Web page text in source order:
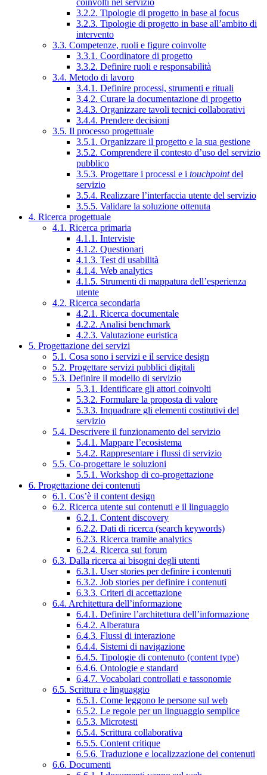
coinvolti nel servizio
3.2.2. Tipologie di progetto in base al focus
3.2.3. Tipologie di progetto in base all’ambito di
intervento
3.3. Competenze, ruoli e figure coinvolte
3.3.1. Coordinatore di progetto
3.3.2. Definire ruoli e responsabilità
3.4. Metodo di lavoro
3.4.1. Definire processi, strumenti e rituali
3.4.2. Curare la documentazione di progetto
3.4.3. Organizzare tavoli tecnici collaborativi
3.4.4. Prendere decisioni
3.5. Il processo progettuale
3.5.1. Organizzare il progetto e la sua gestione
3.5.2. Comprendere il contesto d’uso del servizio
pubblico
3.5.3. Progettare i processi e i touchpointdel
servizio
3.5.4. Realizzare l’interfaccia utente del servizio
3.5.5. Validare la soluzione ottenuta
4. Ricerca progettuale
4.1. Ricerca primaria
4.1.1. Interviste
4.1.2. Questionari
4.1.3. Test di usabilità
4.1.4. Web analytics
4.1.5. Strumenti di mappatura dell’esperienza
utente
4.2. Ricerca secondaria
4.2.1. Ricerca documentale
4.2.2. Analisi benchmark
4.2.3. Valutazione euristica
5. Progettazione dei servizi
5.1. Cosa sono i servizi e il service design
5.2. Progettare servizi pubblici digitali
5.3. Definire il modello di servizio
5.3.1. Identificare gli attori coinvolti
5.3.2. Formulare la proposta di valore
5.3.3. Inquadrare gli elementi costitutivi del
servizio
5.4. Descrivere il funzionamento del servizio
5.4.1. Mappare l’ecosistema
5.4.2. Rappresentare i flussi di servizio
5.5. Co-progettare le soluzioni
5.5.1. Workshop di co-progettazione
6. Progettazione dei contenuti
6.1. Cos’è il content design
6.2. Ricerca utente sui contenuti e il linguaggio
6.2.1. Content discovery
6.2.2. Dati di ricerca (search keywords)
6.2.3. Ricerca tramite analytics
6.2.4. Ricerca sui forum
6.3. Dalla ricerca ai bisogni degli utenti
6.3.1. User stories per definire i contenuti
6.3.2. Job stories per definire i contenuti
6.3.3. Criteri di accettazione
6.4. Architettura dell’informazione
6.4.1. Definire l’architettura dell’informazione
6.4.2. Alberatura
6.4.3. Flussi di interazione
6.4.4. Sistemi di navigazione
6.4.5. Tipologie di contenuto (content type)
6.4.6. Ontologie e standard
6.4.7. Vocabolari controllati e tassonomie
6.5. Scrittura e linguaggio
6.5.1. Come leggono le persone sul web
6.5.2. Le regole per un linguaggio semplice
6.5.3. Microtesti
6.5.4. Scrittura collaborativa
6.5.5. Content critique
6.5.6. Traduzione e localizzazione dei contenuti
6.6. Documenti